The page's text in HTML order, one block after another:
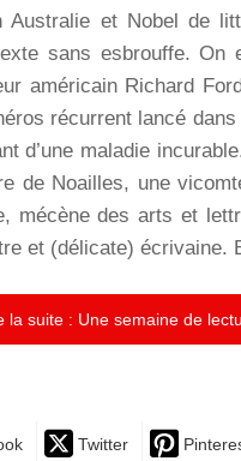
Australie et Nobel de
sans esbrouffe. On
américain Richard
récurrent lancé
d’une maladie
de Noailles, une
mécène des arts et
et (délicate) écrivaine.
la suite : Une semaine de
Twitter